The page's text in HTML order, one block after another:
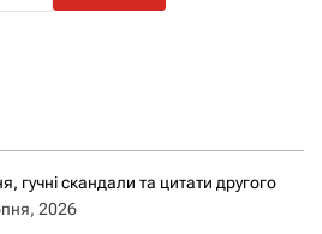
гучні скандали та цитати другого
2026